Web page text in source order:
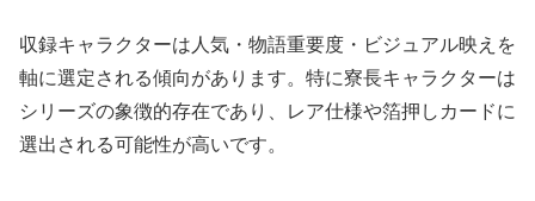
収録キャラクターは人気・物語重要度・ビジュアル映えを
軸に選定される傾向があります。特に寮長キャラクターは
シリーズの象徴的存在であり、レア仕様や箔押しカードに
選出される可能性が高いです。